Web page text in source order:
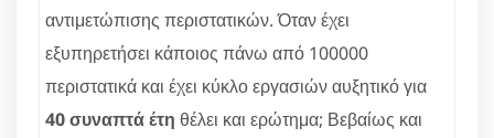
αντιμετώπισης περιστατικών. Όταν έχει
εξυπηρετήσει κάποιος πάνω από 100000
περιστατικά και έχει κύκλο εργασιών αυξητικό για
40 συναπτά έτη θέλει και ερώτημα; Βεβαίως και